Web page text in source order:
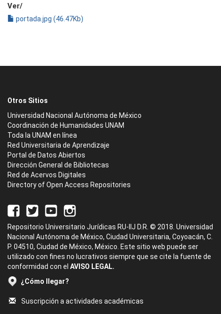
Ver/
portada.jpg (46.47Kb)
Otros Sitios
Universidad Nacional Autónoma de México
Coordinación de Humanidades UNAM
Toda la UNAM en línea
Red Universitaria de Aprendizaje
Portal de Datos Abiertos
Dirección General de Bibliotecas
Red de Acervos Digitales
Directory of Open Access Repositories
Repositorio Universitario Jurídicas RU-IIJ D.R. © 2018. Universidad
Nacional Autónoma de México, Ciudad Universitaria, Coyoacán, C.
P. 04510, Ciudad de México, México. Este sitio web puede ser
utilizado con fines no lucrativos siempre que se cite la fuente de
conformidad con el AVISO LEGAL.
¿Cómo llegar?
Suscripción a actividades académicas